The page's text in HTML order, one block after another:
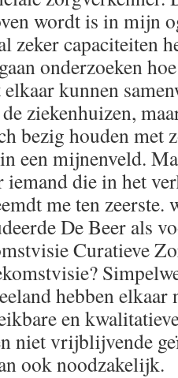
wordt is in mijn
zeker capaciteiten
onderzoeken
kunnen
ziekenhuizen,
bezig houden met
een mijnenveld.
die in het
me ten zeerste.
De Beer als
Curatieve
hebben elkaar
en
niet vrijblijvende
ook noodzakelijk.